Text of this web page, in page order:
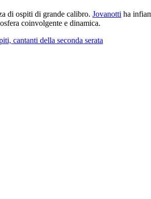
di ospiti di grande calibro. Jovanotti ha
coinvolgente e dinamica.
cantanti della seconda serata